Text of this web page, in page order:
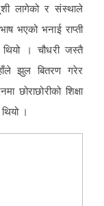
लागेको र संस्थाले
भएको भनाई राप्ती
थियो । चौधरी जस्तै
झुल बितरण गरेर
छोराछोरीको शिक्षा
।